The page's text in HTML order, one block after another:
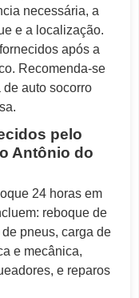
necessária, a
e a localização.
após a
Recomenda-se
de auto socorro
pelo
Antônio do
24 horas em
reboque de
pneus, carga de
e mecânica,
e reparos